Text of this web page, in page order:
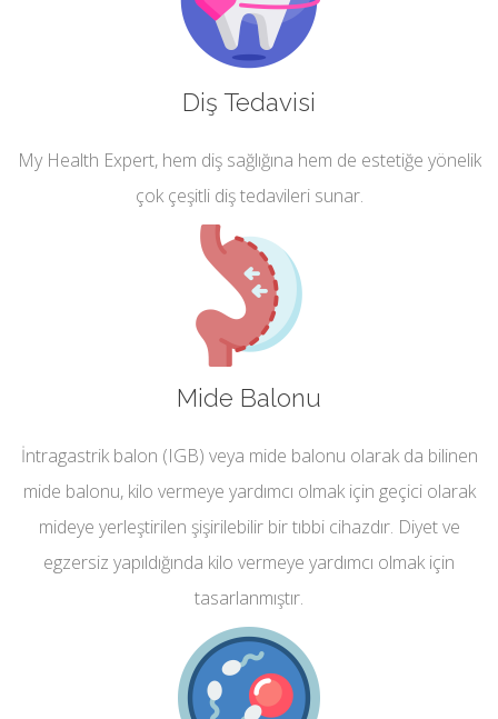
Diş Tedavisi
My Health Expert, hem diş sağlığına hem de estetiğe yönelik
çok çeşitli diş tedavileri sunar.
Mide Balonu
İntragastrik balon (IGB) veya mide balonu olarak da bilinen
mide balonu, kilo vermeye yardımcı olmak için geçici olarak
mideye yerleştirilen şişirilebilir bir tıbbi cihazdır. Diyet ve
egzersiz yapıldığında kilo vermeye yardımcı olmak için
tasarlanmıştır.